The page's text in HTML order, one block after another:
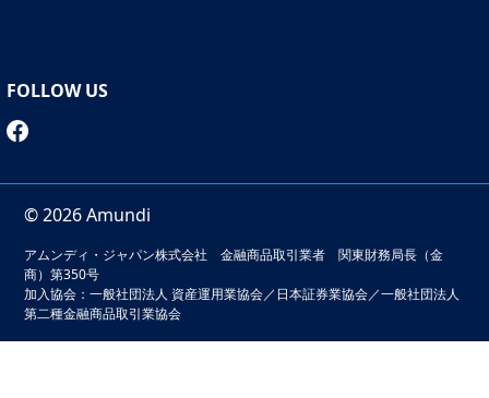
FOLLOW US
© 2026 Amundi
アムンディ・ジャパン株式会社 金融商品取引業者 関東財務局長（金
商）第350号
加入協会：一般社団法人 資産運用業協会／日本証券業協会／一般社団法人
第二種金融商品取引業協会